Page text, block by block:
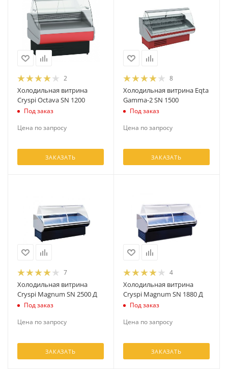
2
Холодильная витрина
Cryspi Octava SN 1200
Под заказ
Цена по запросу
ЗАКАЗАТЬ
8
Холодильная витрина Eqta
Gamma-2 SN 1500
Под заказ
Цена по запросу
ЗАКАЗАТЬ
7
Холодильная витрина
Cryspi Magnum SN 2500 Д
Под заказ
Цена по запросу
ЗАКАЗАТЬ
4
Холодильная витрина
Cryspi Magnum SN 1880 Д
Под заказ
Цена по запросу
ЗАКАЗАТЬ